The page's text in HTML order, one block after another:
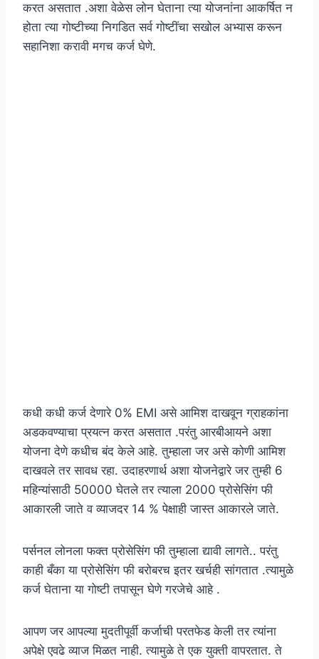
करत असतात .अशा वेळेस लोन घेताना त्या योजनांना आकर्षित न
होता त्या गोष्टीच्या निगडित सर्व गोष्टींचा सखोल अभ्यास करून
सहानिशा करावी मगच कर्ज घेणे.
कधी कधी कर्ज देणारे 0% EMI असे आमिश दाखवून ग्राहकांना
अडकवण्याचा प्रयत्न करत असतात .परंतु आरबीआयने अशा
योजना देणे कधीच बंद केले आहे. तुम्हाला जर असे कोणी आमिश
दाखवले तर सावध रहा. उदाहरणार्थ अशा योजनेद्वारे जर तुम्ही 6
महिन्यांसाठी 50000 घेतले तर त्याला 2000 प्रोसेसिंग फी
आकारली जाते व व्याजदर 14 % पेक्षाही जास्त आकारले जाते.
पर्सनल लोनला फक्त प्रोसेसिंग फी तुम्हाला द्यावी लागते.. परंतु
काही बँका या प्रोसेसिंग फी बरोबरच इतर खर्चही सांगतात .त्यामुळे
कर्ज घेताना या गोष्टी तपासून घेणे गरजेचे आहे .
आपण जर आपल्या मुदतीपूर्वी कर्जाची परतफेड केली तर त्यांना
अपेक्षे एवढे व्याज मिळत नाही. त्यामुळे ते एक युक्ती वापरतात. ते